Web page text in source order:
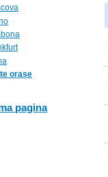
orașe
pagina